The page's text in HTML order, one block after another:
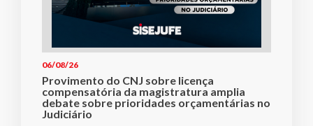
06/08/26
Provimento do CNJ sobre licença
compensatória da magistratura amplia
debate sobre prioridades orçamentárias no
Judiciário